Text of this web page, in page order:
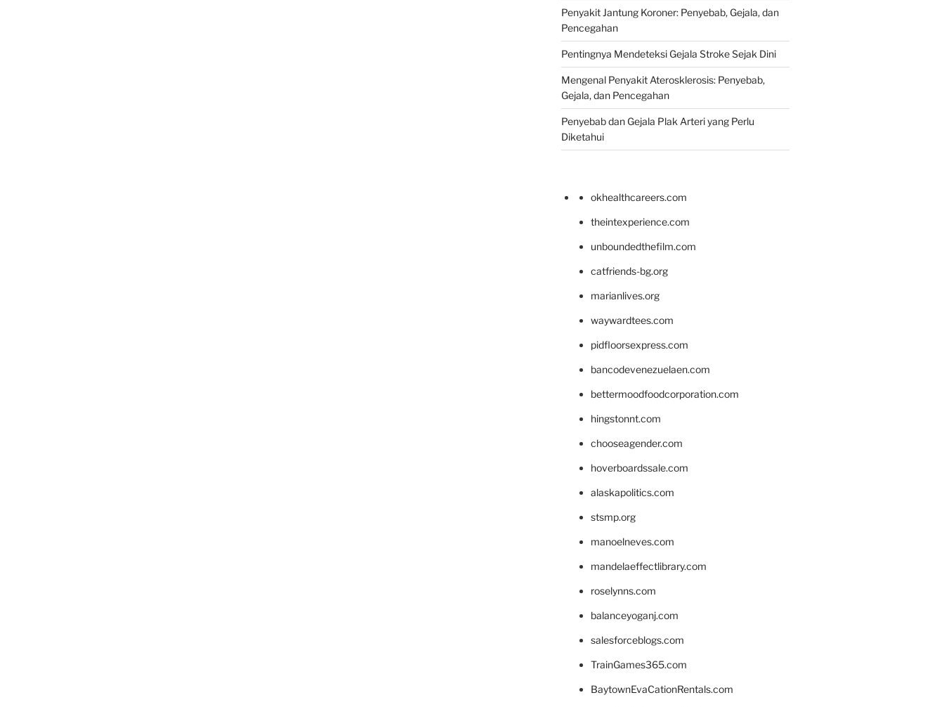
Penyakit Jantung Koroner: Penyebab, Gejala, dan
Pencegahan
Pentingnya Mendeteksi Gejala Stroke Sejak Dini
Mengenal Penyakit Aterosklerosis: Penyebab,
Gejala, dan Pencegahan
Penyebab dan Gejala Plak Arteri yang Perlu
Diketahui
okhealthcareers.com
theintexperience.com
unboundedthefilm.com
catfriends-bg.org
marianlives.org
waywardtees.com
pidfloorsexpress.com
bancodevenezuelaen.com
bettermoodfoodcorporation.com
hingstonnt.com
chooseagender.com
hoverboardssale.com
alaskapolitics.com
stsmp.org
manoelneves.com
mandelaeffectlibrary.com
roselynns.com
balanceyoganj.com
salesforceblogs.com
TrainGames365.com
BaytownEvaCationRentals.com